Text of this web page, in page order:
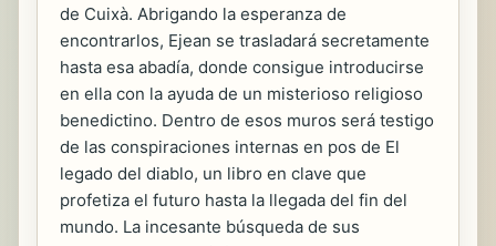
de Cuixà. Abrigando la esperanza de
encontrarlos, Ejean se trasladará secretamente
hasta esa abadía, donde consigue introducirse
en ella con la ayuda de un misterioso religioso
benedictino. Dentro de esos muros será testigo
de las conspiraciones internas en pos de El
legado del diablo, un libro en clave que
profetiza el futuro hasta la llegada del fin del
mundo. La incesante búsqueda de sus